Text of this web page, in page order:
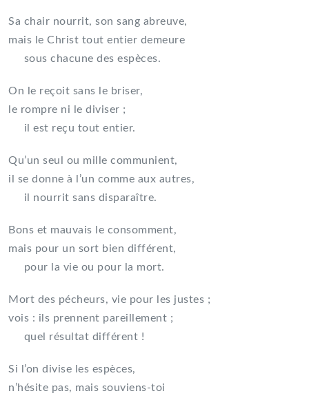
Sa chair nourrit, son sang abreuve,
mais le Christ tout entier demeure
sous chacune des espèces.
On le reçoit sans le briser,
le rompre ni le diviser ;
il est reçu tout entier.
Qu’un seul ou mille communient,
il se donne à l’un comme aux autres,
il nourrit sans disparaître.
Bons et mauvais le consomment,
mais pour un sort bien différent,
pour la vie ou pour la mort.
Mort des pécheurs, vie pour les justes ;
vois : ils prennent pareillement ;
quel résultat différent !
Si l’on divise les espèces,
n’hésite pas, mais souviens-toi